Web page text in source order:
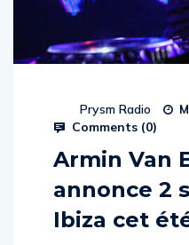
Prysm Radio
Comments (0)
Armin Van
annonce 2
Ibiza cet